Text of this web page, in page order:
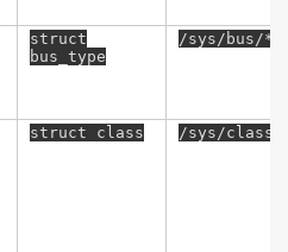
struct
bus_type
/sys/bus/*/
struct class /sys/